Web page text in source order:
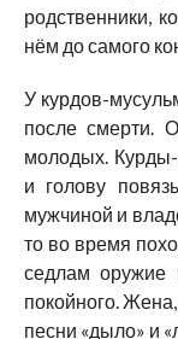
родственники,
нём до самого
У курдов-
после смерти.
молодых.
и голову
мужчиной и
то во время
седлам оружие
покойного.
песни «дыло» и